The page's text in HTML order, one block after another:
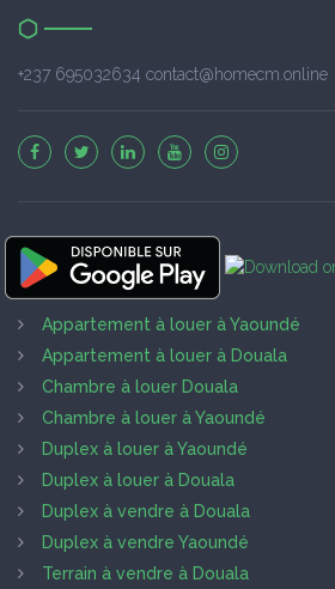
+237 695032634 contact@homecm.online
Appartement à louer à Yaoundé
Appartement à louer à Douala
Chambre à louer Douala
Chambre à louer à Yaoundé
Duplex à louer à Yaoundé
Duplex à louer à Douala
Duplex à vendre à Douala
Duplex à vendre Yaoundé
Terrain à vendre à Douala